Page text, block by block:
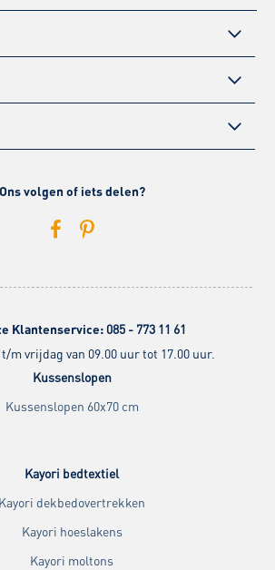
Ons volgen of iets delen?
Klantenservice: 085 - 773 11 61
m vrijdag van 09.00 uur tot 17.00 uur.
Kussenslopen
Kussenslopen 60x70 cm
Kayori bedtextiel
Kayori dekbedovertrekken
Kayori hoeslakens
Kayori moltons